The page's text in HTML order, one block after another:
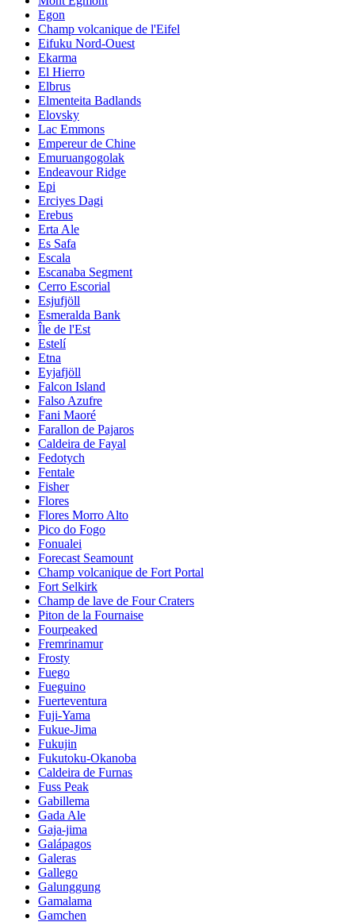
Egon
Champ volcanique de l'Eifel
Eifuku Nord-Ouest
Ekarma
El Hierro
Elbrus
Elmenteita Badlands
Elovsky
Lac Emmons
Empereur de Chine
Emuruangogolak
Endeavour Ridge
Epi
Erciyes Dagi
Erebus
Erta Ale
Es Safa
Escala
Escanaba Segment
Cerro Escorial
Esjufjöll
Esmeralda Bank
Île de l'Est
Estelí
Etna
Eyjafjöll
Falcon Island
Falso Azufre
Fani Maoré
Farallon de Pajaros
Caldeira de Fayal
Fedotych
Fentale
Fisher
Flores
Flores Morro Alto
Pico do Fogo
Fonualei
Forecast Seamount
Champ volcanique de Fort Portal
Fort Selkirk
Champ de lave de Four Craters
Piton de la Fournaise
Fourpeaked
Fremrinamur
Frosty
Fuego
Fueguino
Fuerteventura
Fuji-Yama
Fukue-Jima
Fukujin
Fukutoku-Okanoba
Caldeira de Furnas
Fuss Peak
Gabillema
Gada Ale
Gaja-jima
Galápagos
Galeras
Gallego
Galunggung
Gamalama
Gamchen